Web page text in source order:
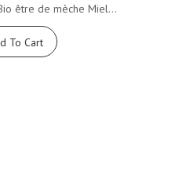
être de mèche Miel...
To Cart